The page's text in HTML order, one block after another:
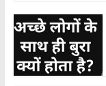
at
s
A
e
b
o